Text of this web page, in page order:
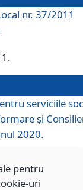
nr. 37/2011
serviciile
și
2020.
pentru
uri